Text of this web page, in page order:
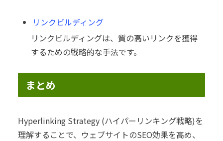
リンクビルディング
リンクビルディングは、質の高いリンクを獲得
するための戦略的な手法です。
まとめ
Hyperlinking Strategy (ハイパーリンキング戦略)を
理解することで、ウェブサイトのSEO効果を高め、